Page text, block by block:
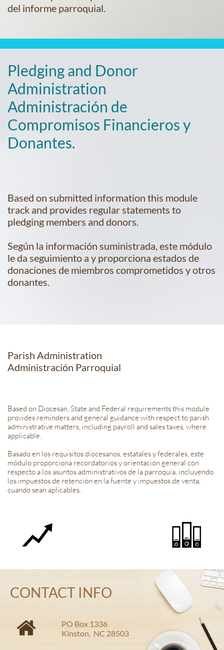
del informe parroquial.
Pledging and Donor
Administration
Administración de
Compromisos Financieros y
Donantes.
Based on submitted information this module
track and provides regular statements to
pledging members and donors.
Según la información suministrada, este módulo
le da seguimiento a y proporciona estados de
donaciones de miembros comprometidos y otros
donantes.
Parish Administration
Administración Parroquial
Based on Diocesan, State and Federal requirements this module
provides reminders and general guidance with respect to parish
administrative matters, including payroll and sales taxes, where
applicable.
Basado en los requisitos diocesanos, estatales y federales, este
módulo proporciona recordatorios y orientación general con
respecto a los asuntos administrativos de la parroquia, incluyendo
los impuestos de retención en la fuente y impuestos de venta,
cuando sean aplicables.
 
CONTACT INFO

PO Box 1336
Kinston, NC 28503